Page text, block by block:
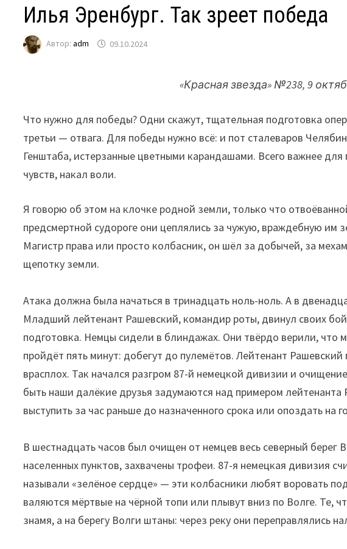
Илья Эренбург. Так зреет победа
Автор:adm 09.10.2024
«Красная звезда» №238, 9
Что нужно для победы? Одни скажут, тщательная подготовка
третьи — отвага. Для победы нужно всё: и пот сталеваров
Генштаба, истерзанные цветными карандашами. Всего важнее
чувств, накал воли.
Я говорю об этом на клочке родной земли, только что
предсмертной судороге они цеплялись за чужую, враждебную им
Магистр права или просто колбасник, он шёл за добычей, за
щепотку земли.
Атака должна была начаться в тринадцать ноль-ноль. А в
Младший лейтенант Рашевский, командир роты, двинул своих
подготовка. Немцы сидели в блиндажах. Они твёрдо верили, что
пройдёт пять минут: добегут до пулемётов. Лейтенант
врасплох. Так начался разгром 87-й немецкой дивизии и
быть наши далёкие друзья задумаются над примером лейтенанта
выступить за час раньше до назначенного срока или опоздать на
В шестнадцать часов был очищен от немцев весь северный берег
населенных пунктов, захвачены трофеи. 87-я немецкая дивизия
называли «зелёное сердце» — эти колбасники любят воровать
валяются мёртвые на чёрной топи или плывут вниз по Волге. Те,
знамя, а на берегу Волги штаны: через реку они переправлялись